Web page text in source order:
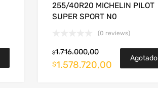
255/40R20 MICHELIN PILOT
SUPER SPORT N0
(0 reviews)
$1.716.000,00
$1.578.720,00
Agotado